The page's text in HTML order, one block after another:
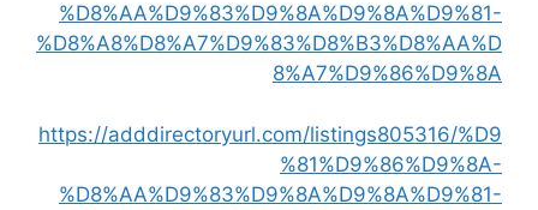
%D8%AA%D9%83%D9%8A%D9%8A%D9%81-
%D8%A8%D8%A7%D9%83%D8%B3%D8%AA%D
8%A7%D9%86%D9%8A
https://adddirectoryurl.com/listings805316/%D9
%81%D9%86%D9%8A-
%D8%AA%D9%83%D9%8A%D9%8A%D9%81-